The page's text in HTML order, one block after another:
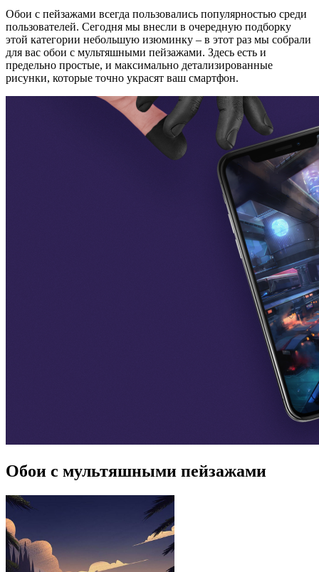
Обои с пейзажами всегда пользовались популярностью среди
пользователей. Сегодня мы внесли в очередную подборку
этой категории небольшую изюминку – в этот раз мы собрали
для вас обои с мультяшными пейзажами. Здесь есть и
предельно простые, и максимально детализированные
рисунки, которые точно украсят ваш смартфон.
Обои с мультяшными пейзажами